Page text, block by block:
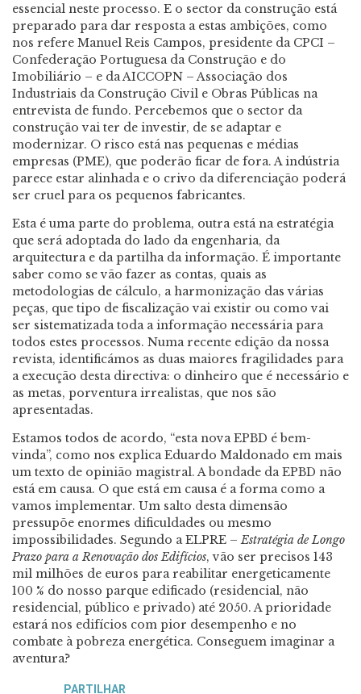
essencial neste processo. E o sector da construção está
preparado para dar resposta a estas ambições, como
nos refere Manuel Reis Campos, presidente da CPCI –
Confederação Portuguesa da Construção e do
Imobiliário – e da AICCOPN – Associação dos
Industriais da Construção Civil e Obras Públicas na
entrevista de fundo. Percebemos que o sector da
construção vai ter de investir, de se adaptar e
modernizar. O risco está nas pequenas e médias
empresas (PME), que poderão ficar de fora. A indústria
parece estar alinhada e o crivo da diferenciação poderá
ser cruel para os pequenos fabricantes.
Esta é uma parte do problema, outra está na estratégia
que será adoptada do lado da engenharia, da
arquitectura e da partilha da informação. É importante
saber como se vão fazer as contas, quais as
metodologias de cálculo, a harmonização das várias
peças, que tipo de fiscalização vai existir ou como vai
ser sistematizada toda a informação necessária para
todos estes processos. Numa recente edição da nossa
revista, identificámos as duas maiores fragilidades para
a execução desta directiva: o dinheiro que é necessário e
as metas, porventura irrealistas, que nos são
apresentadas.
Estamos todos de acordo, “esta nova EPBD é bem-
vinda”, como nos explica Eduardo Maldonado em mais
um texto de opinião magistral. A bondade da EPBD não
está em causa. O que está em causa é a forma como a
vamos implementar. Um salto desta dimensão
pressupõe enormes dificuldades ou mesmo
impossibilidades. Segundo a ELPRE –Estratégia de Longo
Prazo para a Renovação dos Edifícios, vão ser precisos 143
mil milhões de euros para reabilitar energeticamente
100 % do nosso parque edificado (residencial, não
residencial, público e privado) até 2050. A prioridade
estará nos edifícios com pior desempenho e no
combate à pobreza energética. Conseguem imaginar a
aventura?
PARTILHAR